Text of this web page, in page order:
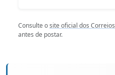
Consulte osite oficial dos Correios
antes de postar.